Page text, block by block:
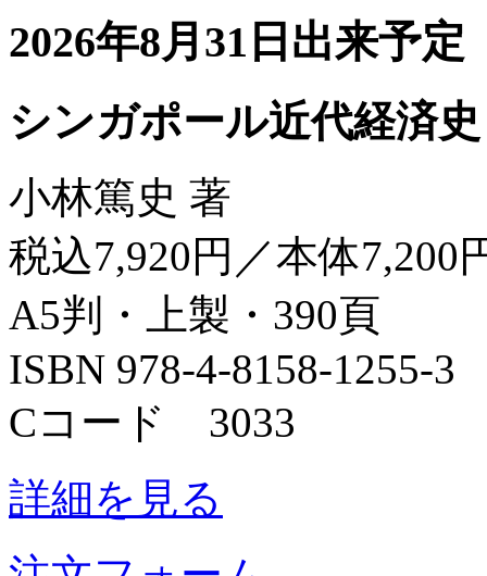
2026年8月31日出来予定
シンガポール近代経済史
小林篤史 著
税込7,920円／本体7,200
A5判・上製・390頁
ISBN 978-4-8158-1255-3
Cコード 3033
詳細を見る